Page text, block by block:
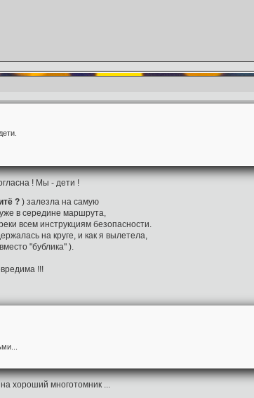
! Мы - дети !
?) залезла на самую
в середине маршрута,
всем инструкциям безопасности.
на круге, и как я вылетела,
"бублика" ).
!!!
хороший многотомник ...